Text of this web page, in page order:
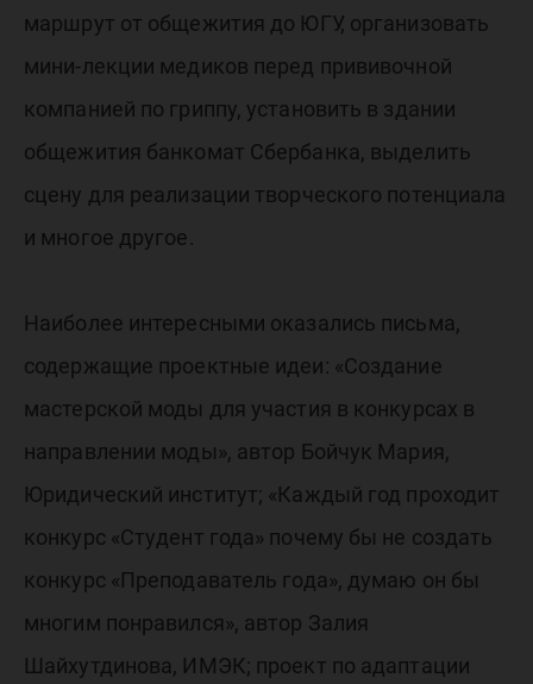
маршрут от общежития до ЮГУ, организовать
мини-лекции медиков перед прививочной
компанией по гриппу, установить в здании
общежития банкомат Сбербанка, выделить
сцену для реализации творческого потенциала
и многое другое.
Наиболее интересными оказались письма,
содержащие проектные идеи: «Создание
мастерской моды для участия в конкурсах в
направлении моды», автор Бойчук Мария,
Юридический институт; «Каждый год проходит
конкурс «Студент года» почему бы не создать
конкурс «Преподаватель года», думаю он бы
многим понравился», автор Залия
Шайхутдинова, ИМЭК; проект по адаптации